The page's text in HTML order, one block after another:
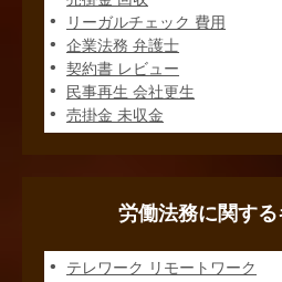
リーガルチェック 費用
企業法務 弁護士
契約書 レビュー
民事再生 会社更生
売掛金 未収金
労働法務に関す
テレワーク リモートワーク